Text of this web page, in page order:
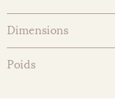
Dimensions
Poids